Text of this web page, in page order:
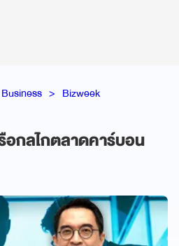
Business Bizweek
อกลไกตลาดคาร์บอน